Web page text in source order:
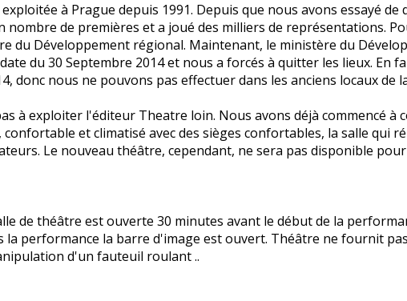
à Prague depuis 1991. Depuis que nous avons essayé
de premières et a joué des milliers de représentations.
du Développement régional. Maintenant, le ministère du
du 30 Septembre 2014 et nous a forcés à quitter les lieux. En
donc nous ne pouvons pas effectuer dans les anciens locaux de
à exploiter l'éditeur Theatre loin. Nous avons déjà commencé
et climatisé avec des sièges confortables, la salle qui
Le nouveau théâtre, cependant, ne sera pas disponible
de théâtre est ouverte 30 minutes avant le début de la
la performance la barre d'image est ouvert. Théâtre ne fournit
d'un fauteuil roulant ..